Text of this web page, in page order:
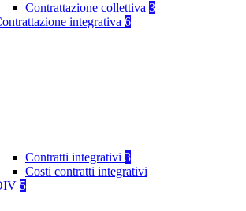
Contrattazione collettiva 3
integrativa 6
Contratti integrativi 3
Costi contratti integrativi
5